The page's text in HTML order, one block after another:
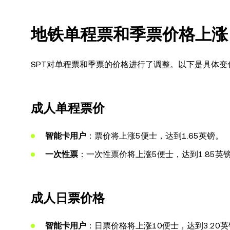
地铁单程票和季票价格上涨
SPT对单程票和季票的价格进行了调整。以下是具体变
成人单程票价
智能卡用户 ：票价将上涨5便士，达到1.65英镑。
一次性票 ：一次性票价将上涨5便士，达到1.85英镑
成人日票价格
智能卡用户 ：日票价格将上涨10便士，达到3.20英